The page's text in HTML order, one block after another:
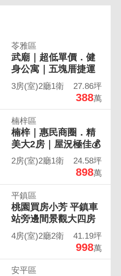
苓雅區
武廟｜超低單價．健
身公寓｜五塊厝捷運
3房(室)2廳1衛 27.86坪
388萬
楠梓區
楠梓｜惠民商圈．精
美大2房｜屋況極佳💰
2房(室)2廳1衛 24.58坪
898萬
平鎮區
桃園買房小芳 平鎮車
站旁邊間景觀大四房
4房(室)2廳2衛 41.19坪
998萬
安平區